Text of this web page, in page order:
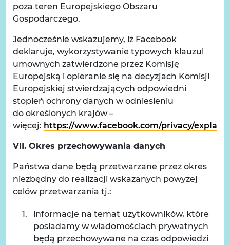
poza teren Europejskiego Obszaru
Gospodarczego.
Jednocześnie wskazujemy, iż Facebook
deklaruje, wykorzystywanie typowych klauzul
umownych zatwierdzone przez Komisję
Europejską i opieranie się na decyzjach Komisji
Europejskiej stwierdzających odpowiedni
stopień ochrony danych w odniesieniu
do określonych krajów –
więcej: https://www.facebook.com/privacy/
VII. Okres przechowywania danych
Państwa dane będą przetwarzane przez okres
niezbędny do realizacji wskazanych powyżej
celów przetwarzania tj.:
informacje na temat użytkowników, które
posiadamy w wiadomościach prywatnych
będą przechowywane na czas odpowiedzi